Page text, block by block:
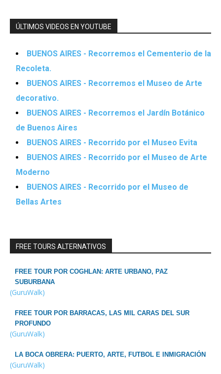
ÚLTIMOS VIDEOS EN YOUTUBE
BUENOS AIRES - Recorremos el Cementerio de la
Recoleta.
BUENOS AIRES - Recorremos el Museo de Arte
decorativo.
BUENOS AIRES - Recorremos el Jardín Botánico
de Buenos Aires
BUENOS AIRES - Recorrido por el Museo Evita
BUENOS AIRES - Recorrido por el Museo de Arte
Moderno
BUENOS AIRES - Recorrido por el Museo de
Bellas Artes
FREE TOURS ALTERNATIVOS
FREE TOUR POR COGHLAN: ARTE URBANO, PAZ
SUBURBANA
(GuruWalk)
FREE TOUR POR BARRACAS, LAS MIL CARAS DEL SUR
PROFUNDO
(GuruWalk)
LA BOCA OBRERA: PUERTO, ARTE, FUTBOL E INMIGRACIÓN
(GuruWalk)